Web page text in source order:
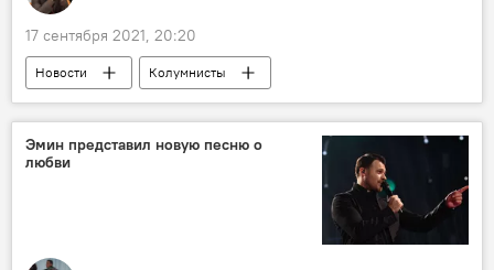
17 сентября 2021, 20:20
Новости
Колумнисты
Новости мира
ЕС
Эмин представил новую песню о
любви